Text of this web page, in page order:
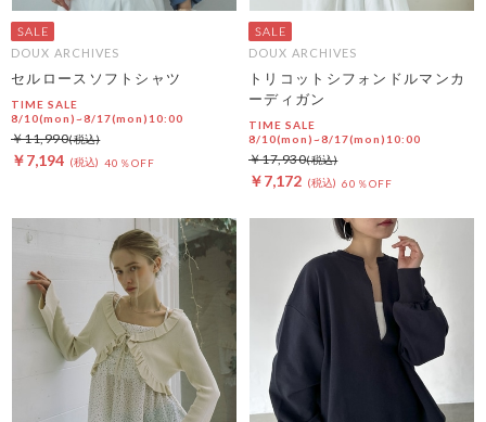
DOUX ARCHIVES
セルロースソフトシャツ
TIME SALE
8/10(mon)~8/17(mon)10:00
￥7,194 40％OFF
￥11,990
DOUX ARCHIVES
トリコットシフォンドルマンカ
ーディガン
TIME SALE
8/10(mon)~8/17(mon)10:00
￥7,172 60％OFF
￥17,930